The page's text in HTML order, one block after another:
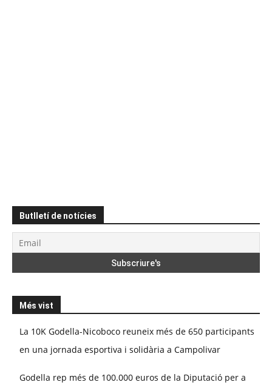
Butlletí de notícies
Més vist
La 10K Godella-Nicoboco reuneix més de 650 participants
en una jornada esportiva i solidària a Campolivar
Godella rep més de 100.000 euros de la Diputació per a